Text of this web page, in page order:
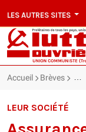
LES AUTRES SITES
Accueil Brèves
LEUR SOCIÉTÉ